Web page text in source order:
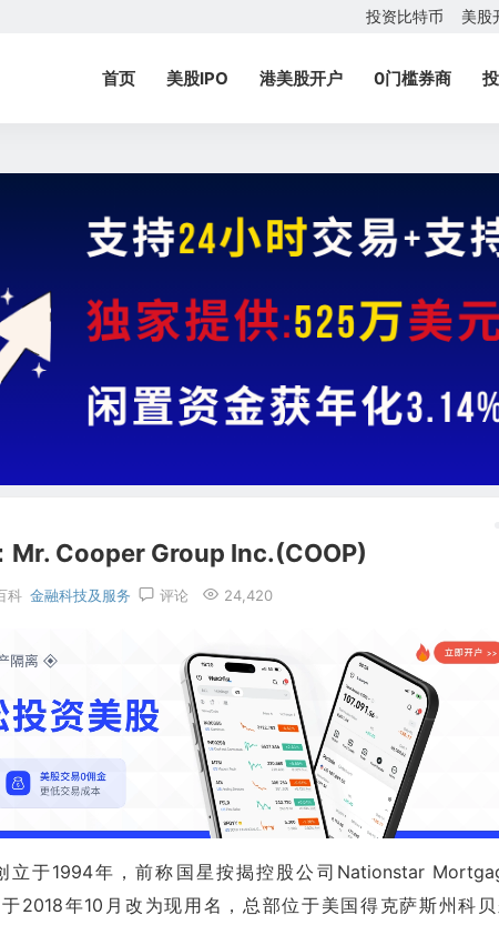
投资比特币 美股
首页 美股IPO 港美股开户 0门槛券商
Mr. Cooper Group Inc.(COOP)
科 金融科技及服务 评论 24,420
立于1994年，前称国星按揭控股公司Nationstar
2018年10月改为现用名，总部位于美国得克萨斯州科